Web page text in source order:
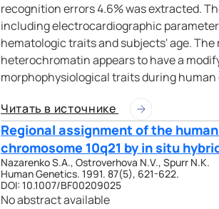
recognition errors 4.6% was extracted.
including electrocardiographic
hematologic traits and subjects' age.
heterochromatin appears to have a
morphophysiological traits during
Читать в источнике
Regional assignment of the
chromosome 10q21 by in situ
Nazarenko S.A., Ostroverhova N.V., Spurr N.K.
Human Genetics. 1991. 87(5), 621-622.
DOI: 10.1007/BF00209025
No abstract available